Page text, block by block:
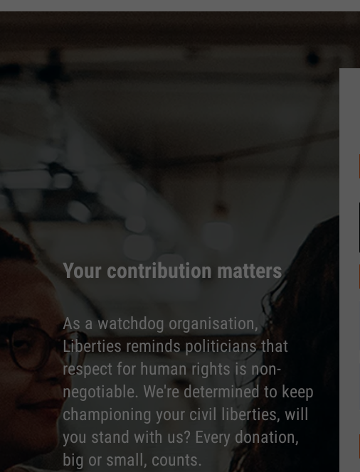
Your contribution matters
As a watchdog organisation,
Liberties reminds politicians that
respect for human rights is non-
negotiable. We're determined to keep
championing your civil liberties, will
you stand with us? Every donation,
big or small, counts.